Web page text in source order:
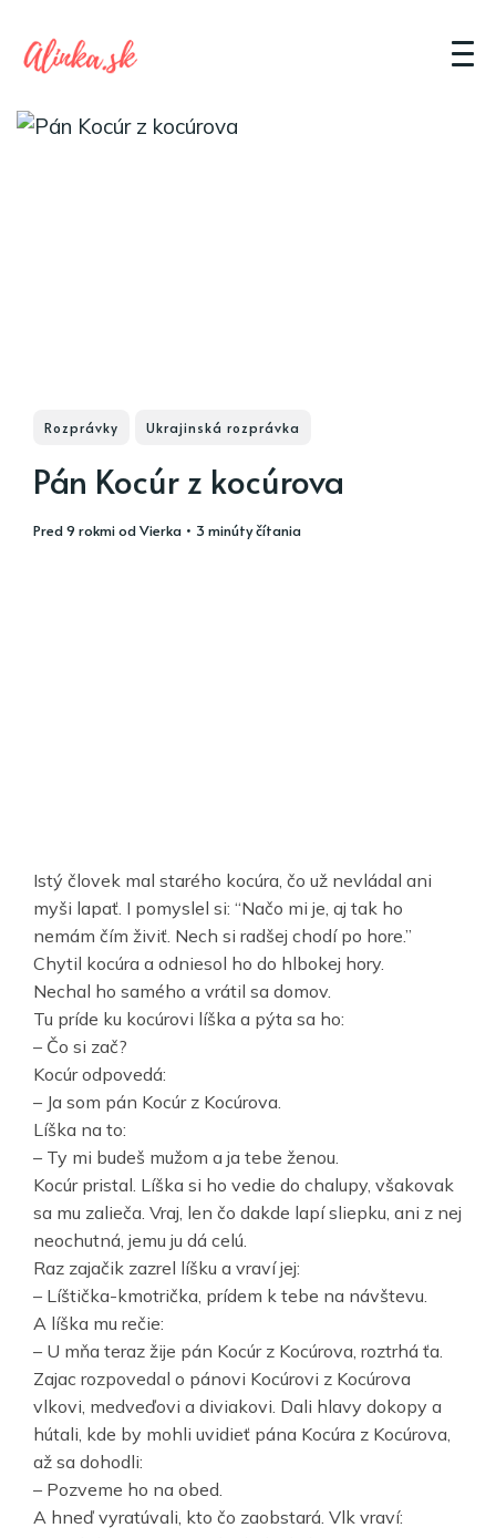
Rozprávky Ukrajinská rozprávka
Pán Kocúr z kocúrova
pred 9 rokmiodVierka • 3 minúty čítania
Istý človek mal starého kocúra, čo už nevládal ani
myši lapať. I pomyslel si: “Načo mi je, aj tak ho
nemám čím živiť. Nech si radšej chodí po hore.”
Chytil kocúra a odniesol ho do hlbokej hory.
Nechal ho samého a vrátil sa domov.
Tu príde ku kocúrovi líška a pýta sa ho:
– Čo si zač?
Kocúr odpovedá:
– Ja som pán Kocúr z Kocúrova.
Líška na to:
– Ty mi budeš mužom a ja tebe ženou.
Kocúr pristal. Líška si ho vedie do chalupy, všakovak
sa mu zalieča. Vraj, len čo dakde lapí sliepku, ani z nej
neochutná, jemu ju dá celú.
Raz zajačik zazrel líšku a vraví jej:
– Líštička-kmotrička, prídem k tebe na návštevu.
A líška mu rečie:
– U mňa teraz žije pán Kocúr z Kocúrova, roztrhá ťa.
Zajac rozpovedal o pánovi Kocúrovi z Kocúrova
vlkovi, medveďovi a diviakovi. Dali hlavy dokopy a
hútali, kde by mohli uvidieť pána Kocúra z Kocúrova,
až sa dohodli:
– Pozveme ho na obed.
A hneď vyratúvali, kto čo zaobstará. Vlk vraví: